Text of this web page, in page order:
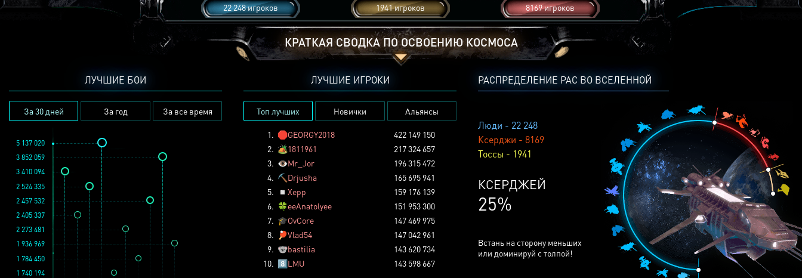
22 248 игроков 1941 игроков 8169 игроков
КРАТКАЯ СВОДКА ПО ОСВОЕНИЮ КОСМОСА
РАСПРЕДЕЛЕНИЕ РАС ВО ВСЕЛЕННОЙ
Люди - 22 248
Ксерджи - 8169
Тоссы - 1941
КСЕРДЖЕЙ
25%
Встань на сторону меньших
или доминируй с толпой!
ЛУЧШИЕ БОИ
За 30 дней За год За все время
1 936 969
3 852 059
2 457 532
1 784 450
2 273 481
1 740 194
5 137 020
2 524 335
2 405 337
3 410 094
ЛУЧШИЕ ИГРОКИ
Топ лучших Новички Альянсы
1. 🛑GEORGY2018
422 149 150
2. 🏕️1811961
217 324 657
3. 👁️Mr_Jor
196 315 472
4. ⛏️ Drjusha
165 695 941
5.
◽ Xepp
159 176 139
6. 🍀eeAnatolyee
151 953 300
7. 🎓OvCore
147 469 975
8.
🏓Vlad54
147 042 961
9. 🐨bastilia
143 620 734
10. 8️⃣LMU 143 598 667